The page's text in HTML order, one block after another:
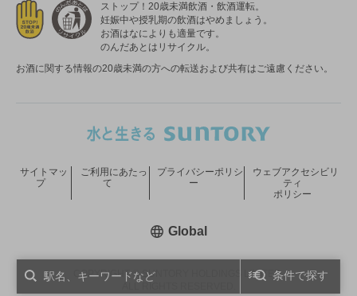
条件で探す
ストップ！20歳未満飲酒・飲酒運転。
妊娠中や授乳期の飲酒はやめましょう。
お酒はなによりも適量です。
のんだあとはリサイクル。
お酒に関する情報の20歳未満の方への転送および共有はご遠慮ください。
COPYRIGHT © SUNTORY HOLDINGS LIMITED.
サイトマッ
プ
ご利用にあたっ
て
プライバシーポリシ
ー
ウェブアクセシビリ
ティ
ポリシー
Global新しいウィンドウで開く